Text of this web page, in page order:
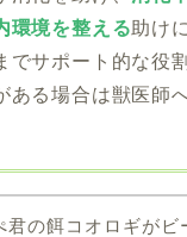
環境を整える助け
でサポート的な役
ある場合は獣医師
君の餌コオロギがビ